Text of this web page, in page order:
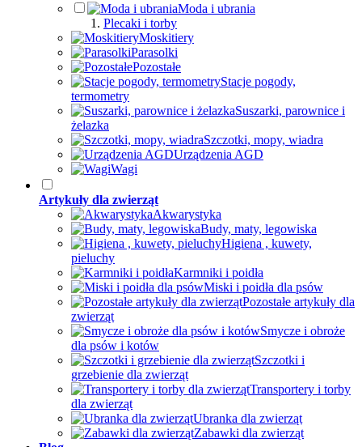
Moda i ubrania
Plecaki i torby
Moskitiery
Parasolki
Pozostałe
Stacje pogody,
termometry
Suszarki, parownice i
żelazka
Szczotki, mopy, wiadra
Urządzenia AGD
Wagi
Artykuły dla zwierząt
Akwarystyka
Budy, maty, legowiska
Higiena , kuwety,
pieluchy
Karmniki i poidła
Miski i poidła dla psów
Pozostałe artykuły dla
zwierząt
Smycze i obroże
dla psów i kotów
Szczotki i
grzebienie dla zwierząt
Transportery i torby
dla zwierząt
Ubranka dla zwierząt
Zabawki dla zwierząt